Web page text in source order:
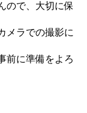
ので、大切に保
メラでの撮影に
前に準備をよろ